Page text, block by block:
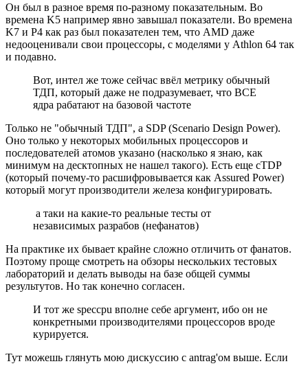
Он был в разное время по-разному показательным. Во
времена K5 например явно завышал показатели. Во времена
K7 и P4 как раз был показателен тем, что AMD даже
недооценивали свои процессоры, с моделями у Athlon 64 так
и подавно.
Вот, интел же тоже сейчас ввёл метрику обычный
ТДП, который даже не подразумевает, что ВСЕ
ядра рабатают на базовой частоте
Только не "обычный ТДП", а SDP (Scenario Design Power).
Оно только у некоторых мобильных процессоров и
последователей атомов указано (насколько я знаю, как
минимум на десктопных не нашел такого). Есть еще cTDP
(который почему-то расшифровывается как Assured Power)
который могут производители железа конфигурировать.
а таки на какие-то реальные тесты от
независимых разрабов (нефанатов)
На практике их бывает крайне сложно отличить от фанатов.
Поэтому проще смотреть на обзоры нескольких тестовых
лабораторий и делать выводы на базе общей суммы
результутов. Но так конечно согласен.
И тот же speccpu вполне себе аргумент, ибо он не
конкретными производителями процессоров вроде
курируется.
Тут можешь глянуть мою дискуссию с antrag'ом выше. Если